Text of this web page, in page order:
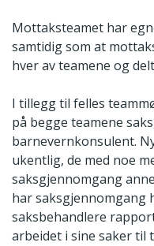
Mottaksteamet har
samtidig som at
hver av teamene og
I tillegg til felles
på begge teamene
barnevernkonsulent.
ukentlig, de med noe
saksgjennomgang
har saksgjennomgang
saksbehandlere
arbeidet i sine saker til